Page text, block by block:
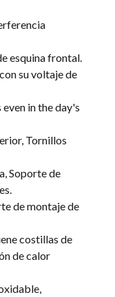
esquina frontal.
su voltaje de
in the day's
Tornillos
Soporte de
de montaje de
costillas de
de calor